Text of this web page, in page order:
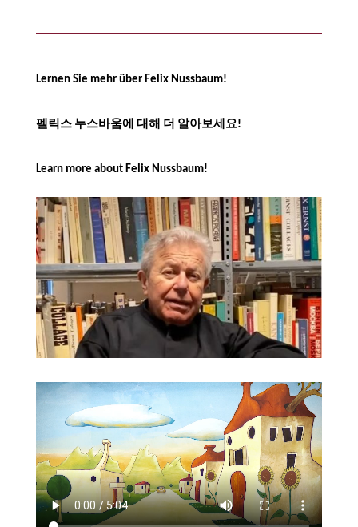
Lernen Sie mehr über Felix Nussbaum!
펠릭스 누스바움에 대해 더 알아보세요!
Learn more about Felix Nussbaum!